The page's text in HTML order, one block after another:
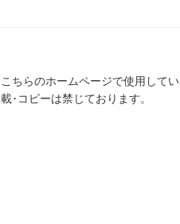
こちらのホームページで使用して
載･コピーは禁じております。